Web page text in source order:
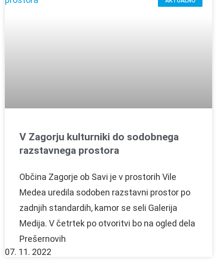
V Zagorju kulturniki do sodobnega
razstavnega prostora
Občina Zagorje ob Savi je v prostorih Vile
Medea uredila sodoben razstavni prostor po
zadnjih standardih, kamor se seli Galerija
Medija. V četrtek po otvoritvi bo na ogled dela
Prešernovih
07. 11. 2022